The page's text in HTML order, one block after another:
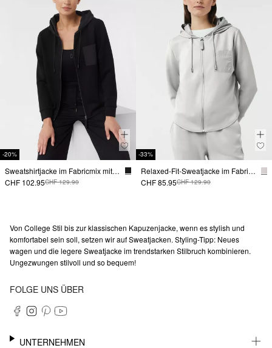
-20%
Sweatshirtjacke im Fabricmix mit Brusttasche
CHF 102.95CHF 129.90
-33%
Relaxed-Fit-Sweatjacke im Fabricmix
CHF 85.95CHF 129.90
Von College Stil bis zur klassischen Kapuzenjacke, wenn es stylish und
komfortabel sein soll, setzen wir auf Sweatjacken. Styling-Tipp: Neues
wagen und die legere Sweatjacke im trendstarken Stilbruch kombinieren.
Ungezwungen stilvoll und so bequem!
FOLGE UNS ÜBER
UNTERNEHMEN